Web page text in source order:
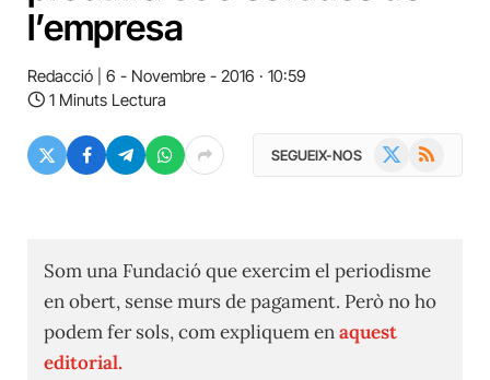
l’empresa
Redacció
6 - Novembre - 2016 · 10:59
1 Minuts Lectura
SEGUEIX-NOS RSS
Som una Fundació que exercim el periodisme
en obert, sense murs de pagament. Però no ho
podem fer sols, com expliquem enaquest
editorial.